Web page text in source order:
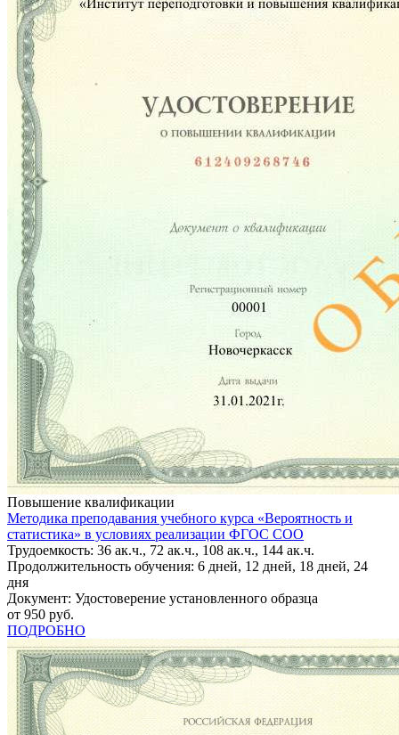
Повышение квалификации
Методика преподавания учебного курса «Вероятность и
статистика» в условиях реализации ФГОС СОО
Трудоемкость: 36 ак.ч., 72 ак.ч., 108 ак.ч., 144 ак.ч.
Продолжительность обучения: 6 дней, 12 дней, 18 дней, 24
дня
Документ: Удостоверение установленного образца
от 950 руб.
ПОДРОБНО